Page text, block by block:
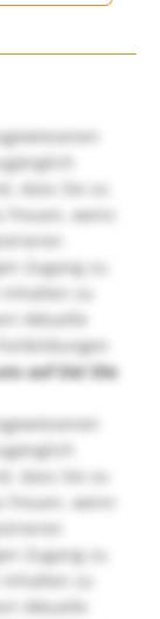
dass Sie zu
wenn
Zugang zu
zu
Aktuelle
auf Sie! Die
dass Sie zu
wenn
Zugang zu
zu
Aktuelle